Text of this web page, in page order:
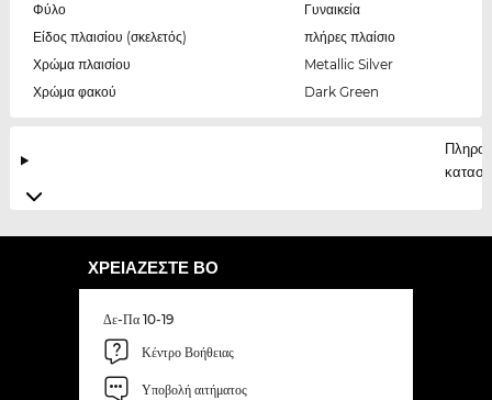
Φύλο
Γυναικεία
Είδος πλαισίου (σκελετός)
πλήρες πλαίσιο
Χρώμα πλαισίου
Metallic Silver
Χρώμα φακού
Dark Green
ΧΡΕΙΆΖΕΣΤΕ ΒΟ
Δε-Πα 10-19
Κέντρο Βοήθειας
Υποβολή αιτήματος